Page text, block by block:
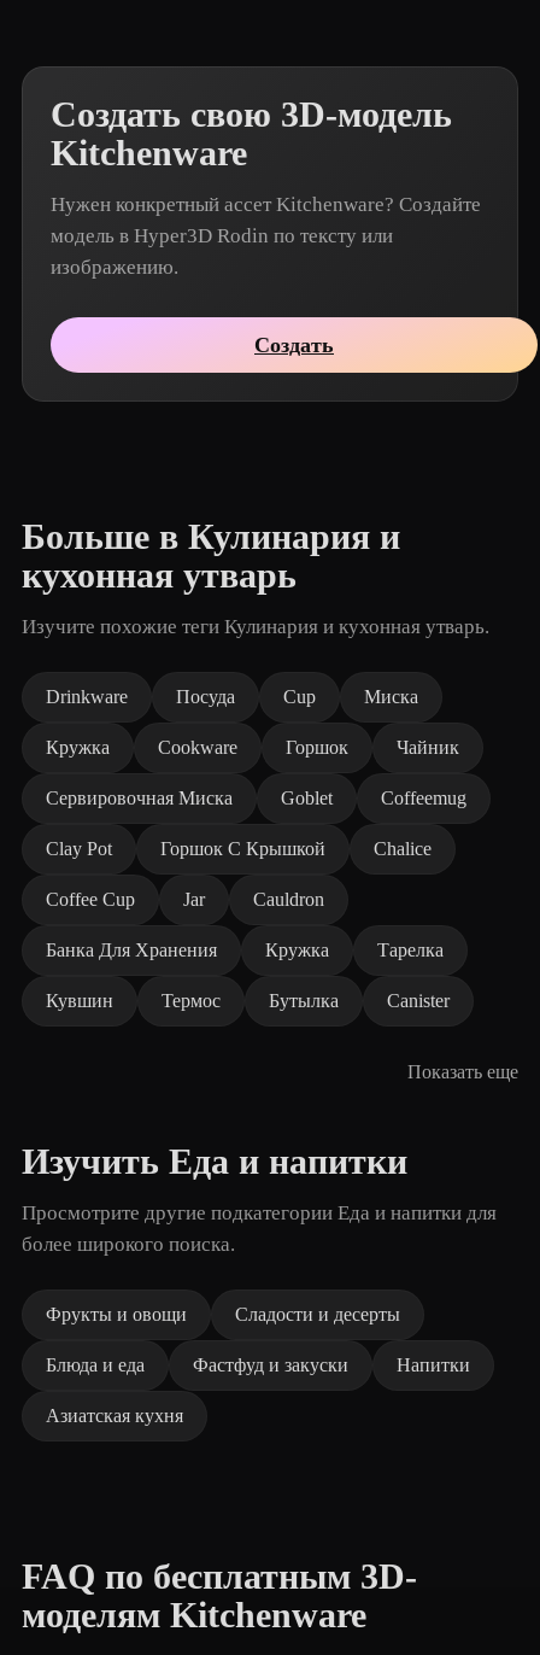
Создать свою 3D-модель
Kitchenware
Нужен конкретный ассет Kitchenware? Создайте
модель в Hyper3D Rodin по тексту или
изображению.
Создать
Больше в Кулинария и
кухонная утварь
Изучите похожие теги Кулинария и кухонная утварь.
Drinkware Посуда Cup Миска
Кружка Cookware Горшок Чайник
Сервировочная Миска Goblet Coffeemug
Clay Pot Горшок С Крышкой Chalice
Coffee Cup Jar Cauldron
Банка Для Хранения Кружка Тарелка
Кувшин Термос Бутылка Canister
Показать еще
Изучить Еда и напитки
Просмотрите другие подкатегории Еда и напитки для
более широкого поиска.
Фрукты и овощи Сладости и десерты
Блюда и еда Фастфуд и закуски Напитки
Азиатская кухня
FAQ по бесплатным 3D-
моделям Kitchenware